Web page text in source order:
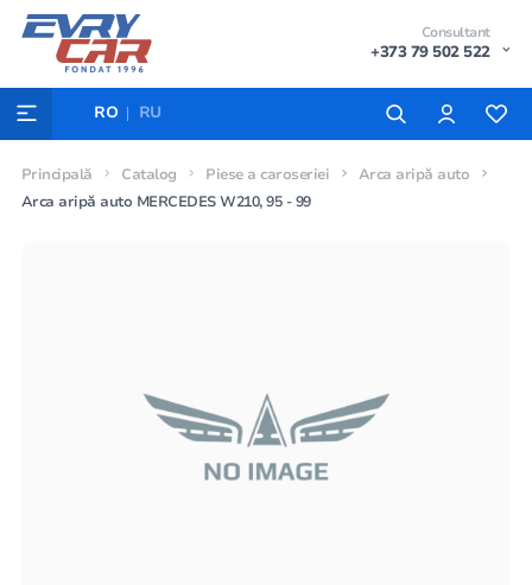
Consultant
+373 79 502 522
RO RU
Principală Catalog Piese a caroseriei
Arca aripă auto
Arca aripă auto MERCEDES W210, 95 - 99